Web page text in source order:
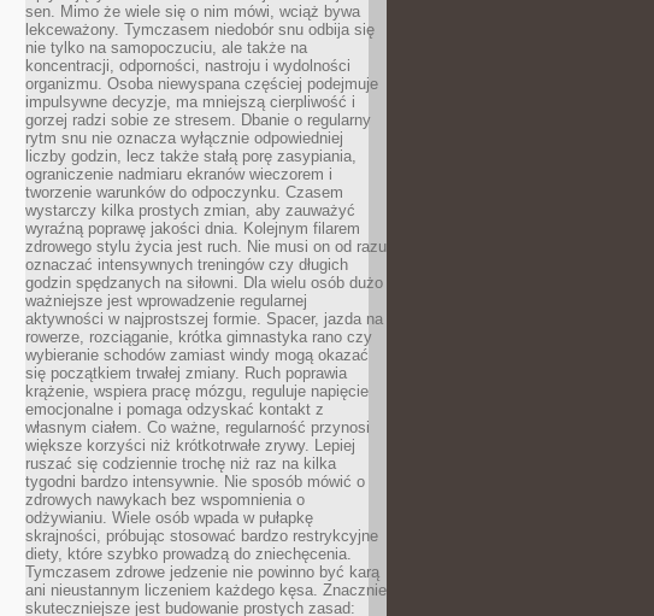
sen. Mimo że wiele się o nim mówi, wciąż bywa
lekceważony. Tymczasem niedobór snu odbija się
nie tylko na samopoczuciu, ale także na
koncentracji, odporności, nastroju i wydolności
organizmu. Osoba niewyspana częściej podejmuje
impulsywne decyzje, ma mniejszą cierpliwość i
gorzej radzi sobie ze stresem. Dbanie o regularny
rytm snu nie oznacza wyłącznie odpowiedniej
liczby godzin, lecz także stałą porę zasypiania,
ograniczenie nadmiaru ekranów wieczorem i
tworzenie warunków do odpoczynku. Czasem
wystarczy kilka prostych zmian, aby zauważyć
wyraźną poprawę jakości dnia. Kolejnym filarem
zdrowego stylu życia jest ruch. Nie musi on od razu
oznaczać intensywnych treningów czy długich
godzin spędzanych na siłowni. Dla wielu osób dużo
ważniejsze jest wprowadzenie regularnej
aktywności w najprostszej formie. Spacer, jazda na
rowerze, rozciąganie, krótka gimnastyka rano czy
wybieranie schodów zamiast windy mogą okazać
się początkiem trwałej zmiany. Ruch poprawia
krążenie, wspiera pracę mózgu, reguluje napięcie
emocjonalne i pomaga odzyskać kontakt z
własnym ciałem. Co ważne, regularność przynosi
większe korzyści niż krótkotrwałe zrywy. Lepiej
ruszać się codziennie trochę niż raz na kilka
tygodni bardzo intensywnie. Nie sposób mówić o
zdrowych nawykach bez wspomnienia o
odżywianiu. Wiele osób wpada w pułapkę
skrajności, próbując stosować bardzo restrykcyjne
diety, które szybko prowadzą do zniechęcenia.
Tymczasem zdrowe jedzenie nie powinno być karą
ani nieustannym liczeniem każdego kęsa. Znacznie
skuteczniejsze jest budowanie prostych zasad: